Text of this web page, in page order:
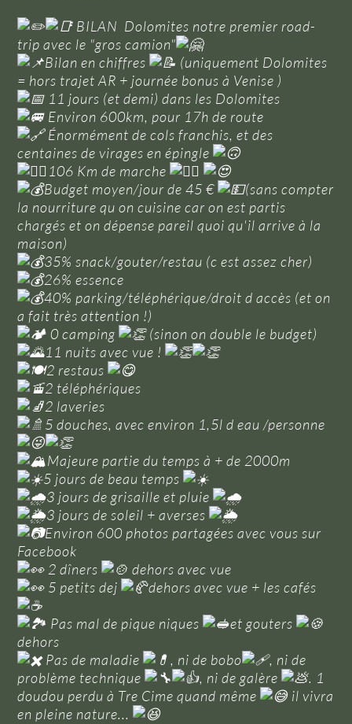
BILAN Dolomites notre premier road-
trip avec le "gros camion"
Bilan en chiffres
(uniquement Dolomites
= hors trajet AR + journée bonus à Venise )
11 jours (et demi) dans les Dolomites
Environ 600km, pour 17h de route
Énormément de cols franchis, et des
centaines de virages en épingle
106 Km de marche
Budget moyen/jour de 45 €
(sans compter
la nourriture qu on cuisine car on est partis
chargés et on dépense pareil quoi qu'il arrive à la
maison)
35% snack/gouter/restau (c est assez cher)
26% essence
40% parking/téléphérique/droit d accès (et on
a fait très attention !)
0 camping
(sinon on double le budget)
11 nuits avec vue !
2 restaus
2 téléphériques
2 laveries
5 douches, avec environ 1,5l d eau /personne
Majeure partie du temps à + de 2000m
5 jours de beau temps
3 jours de grisaille et pluie
3 jours de soleil + averses
Environ 600 photos partagées avec vous sur
Facebook
2 dîners
dehors avec vue
5 petits dej
dehors avec vue + les cafés
Pas mal de pique niques
et gouters
dehors
Pas de maladie
, ni de bobo
, ni de
problème technique
, ni de galère
. 1
doudou perdu à Tre Cime quand même
il vivra
en pleine nature...